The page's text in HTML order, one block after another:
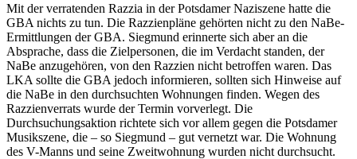
Mit der verratenden Razzia in der Potsdamer Naziszene hatte die
GBA nichts zu tun. Die Razzienpläne gehörten nicht zu den NaBe-
Ermittlungen der GBA. Siegmund erinnerte sich aber an die
Absprache, dass die Zielpersonen, die im Verdacht standen, der
NaBe anzugehören, von den Razzien nicht betroffen waren. Das
LKA sollte die GBA jedoch informieren, sollten sich Hinweise auf
die NaBe in den durchsuchten Wohnungen finden. Wegen des
Razzienverrats wurde der Termin vorverlegt. Die
Durchsuchungsaktion richtete sich vor allem gegen die Potsdamer
Musikszene, die – so Siegmund – gut vernetzt war. Die Wohnung
des V-Manns und seine Zweitwohnung wurden nicht durchsucht.